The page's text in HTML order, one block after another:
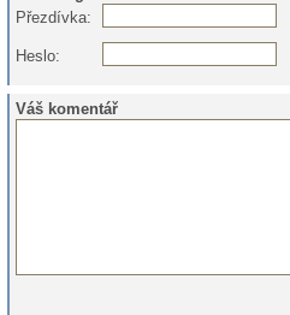
Přezdívka:
Heslo:
Váš komentář